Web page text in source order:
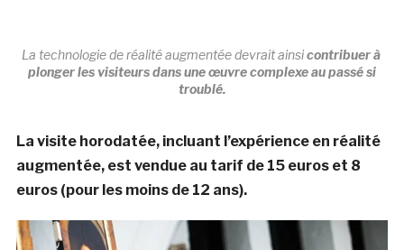
La technologie de réalité augmentée devrait ainsicontribuer à
plonger les visiteurs dans une œuvre complexe au passé si
troublé.
La visite horodatée, incluant l’expérience en réalité
augmentée, est vendue au tarif de 15 euros et 8
euros (pour les moins de 12 ans).